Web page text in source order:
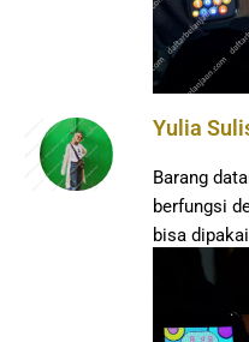
Yulia
Barang
berfungsi
bisa